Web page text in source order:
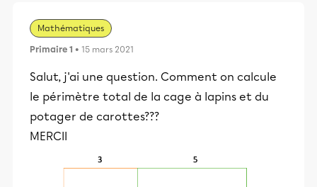
Mathématiques
Primaire 1 • 15 mars 2021
Salut, j'ai une question. Comment on calcule
le périmètre total de la cage à lapins et du
potager de carottes???
MERCII